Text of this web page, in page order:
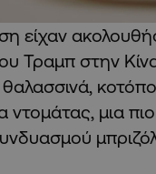
είχαν
Τραμπ στην
ντομάτας, μια